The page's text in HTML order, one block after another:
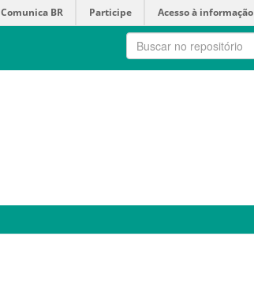
Comunica BR Participe Acesso à informação